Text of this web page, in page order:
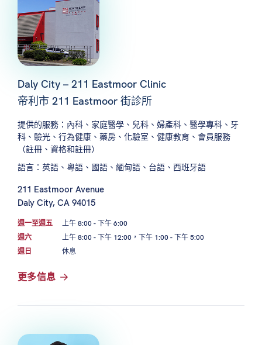
Daly City – 211 Eastmoor Clinic
帝利市 211 Eastmoor 街診所
提供的服務：內科、家庭醫學、兒科、婦產科、醫學專科、牙
科、驗光、行為健康、藥房、化驗室、健康教育、會員服務
（註冊、資格和註冊）
語言：英語、粵語、國語、緬甸語、台語、西班牙語
211 Eastmoor Avenue
Daly City, CA 94015
週一至週五
上午 8:00 - 下午 6:00
週六
上午 8:00 - 下午 12:00，下午 1:00 - 下午 5:00
週日
休息
更多信息